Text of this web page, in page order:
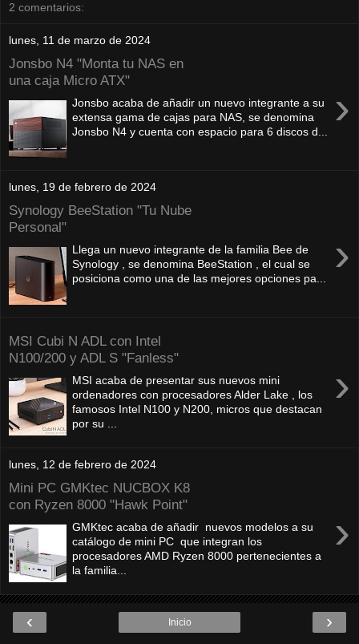
2 comentarios:
lunes, 11 de marzo de 2024
Jonsbo N4 "Monta tu NAS en
una caja Micro ATX"
›
Jonsbo acaba de añadir un nuevo integrante a su
extensa gama de cajas para NAS, se denomina
Jonsbo N4 y cuenta con espacio para 6 discos d...
lunes, 19 de febrero de 2024
Synology BeeStation "Tu Nube
Personal"
›
Llega un nuevo integrante de la familia Bee de
Synology , se denomina BeeStation , el cual se
posiciona como una de las mejores opciones pa...
MSI Cubi N ADL con Intel
N100/200 y ADL S "Fanless"
›
MSI acaba de presentar sus nuevos mini
ordenadores con procesadores Alder Lake , los
famosos Intel N100 y N200, micros que destacan
por su ...
lunes, 12 de febrero de 2024
Mini PC GMKtec NUCBOX K8
con Ryzen 8000 "Hawk Point"
›
GMKtec acaba de añadir nuevos modelos a su
catálogo de mini PC que integran los
procesadores AMD Ryzen 8000 pertenecientes a
la familia...
‹ ›
Inicio